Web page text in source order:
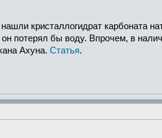
кристаллогидрат карбоната
потерял бы воду. Впрочем, в
Ахуна. Статья.